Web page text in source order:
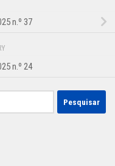
n.º 37
n.º 24